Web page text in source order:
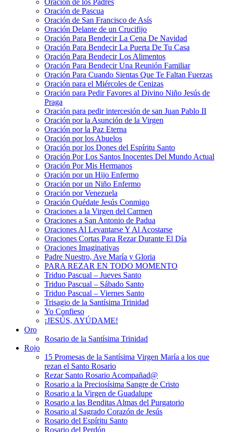
Oración de Pascua
Oración de San Francisco de Asís
Oración Delante de un Crucifijo
Oración Para Bendecir La Cena De Navidad
Oración Para Bendecir La Puerta De Tu Casa
Oración Para Bendecir Los Alimentos
Oración Para Bendecir Una Reunión Familiar
Oración Para Cuando Sientas Que Te Faltan Fuerzas
Oración para el Miércoles de Cenizas
Oración para Pedir Favores al Divino Niño Jesús de
Praga
Oración para pedir intercesión de san Juan Pablo II
Oración por la Asunción de la Virgen
Oración por la Paz Eterna
Oración por los Abuelos
Oración por los Dones del Espíritu Santo
Oración Por Los Santos Inocentes Del Mundo Actual
Oración Por Mis Hermanos
Oración por un Hijo Enfermo
Oración por un Niño Enfermo
Oración por Venezuela
Oración Quédate Jesús Conmigo
Oraciones a la Virgen del Carmen
Oraciones a San Antonio de Padua
Oraciones Al Levantarse Y Al Acostarse
Oraciones Cortas Para Rezar Durante El Día
Oraciones Imaginativas
Padre Nuestro, Ave María y Gloria
PARA REZAR EN TODO MOMENTO
Triduo Pascual – Jueves Santo
Triduo Pascual – Sábado Santo
Triduo Pascual – Viernes Santo
Trisagio de la Santísima Trinidad
Yo Confieso
¡JESÚS, AYÚDAME!
Oro
Rosario de la Santísima Trinidad
Rojo
15 Promesas de la Santísima Virgen María a los que
rezan el Santo Rosario
Rezar Santo Rosario Acompañad@
Rosario a la Preciosísima Sangre de Cristo
Rosario a la Virgen de Guadalupe
Rosario a las Benditas Almas del Purgatorio
Rosario al Sagrado Corazón de Jesús
Rosario del Espíritu Santo
Rosario del Perdón